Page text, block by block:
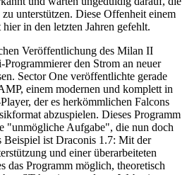
unterstützen. Diese Offenheit einem
in den letzten Jahren gefehlt.
Veröffentlichung des Milan II
den Strom an neuer
Sector One veröffentlichte gerade
einem modernen und komplett in
der es herkömmlichen Falcons
abzuspielen. Dieses Programm
"unmögliche Aufgabe", die nun doch
Beispiel ist Draconis 1.7: Mit der
und einer überarbeiteten
das Programm möglich, theoretisch